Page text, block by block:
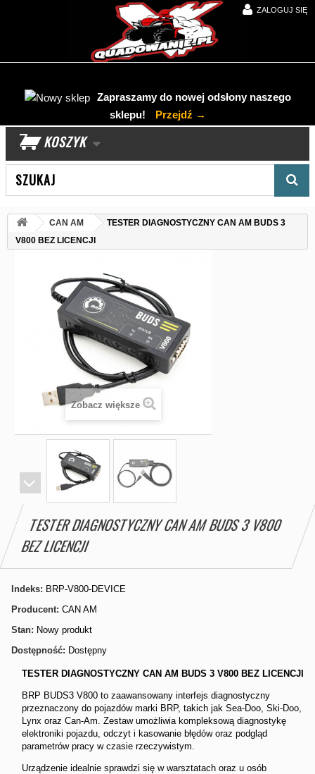
ZALOGUJ SIĘ
Zapraszamy do nowej odsłony naszego
sklepu!
Przejdź →
KOSZYK
CAN AM
TESTER DIAGNOSTYCZNY CAN AM BUDS 3
V800 BEZ LICENCJI
Zobacz większe
TESTER DIAGNOSTYCZNY CAN AM BUDS 3 V800
BEZ LICENCJI
Indeks: BRP-V800-DEVICE
Producent: CAN AM
Stan: Nowy produkt
Dostępność: Dostępny
TESTER DIAGNOSTYCZNY CAN AM BUDS 3 V800 BEZ LICENCJI
BRP BUDS3 V800 to zaawansowany interfejs diagnostyczny
przeznaczony do pojazdów marki BRP, takich jak Sea-Doo, Ski-Doo,
Lynx oraz Can-Am. Zestaw umożliwia kompleksową diagnostykę
elektroniki pojazdu, odczyt i kasowanie błędów oraz podgląd
parametrów pracy w czasie rzeczywistym.
Urządzenie idealnie sprawdzi się w warsztatach oraz u osób